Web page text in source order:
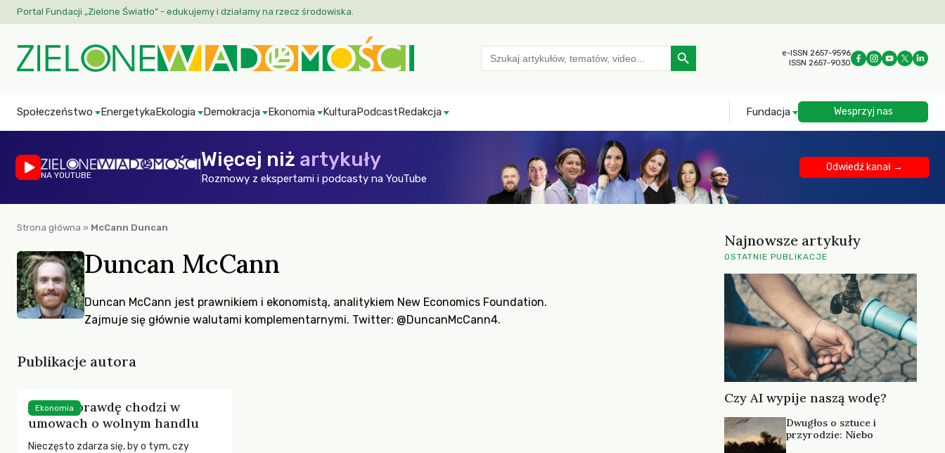
Portal Fundacji „Zielone Światło” - edukujemy i działamy na rzecz środowiska.
Search
for:
Search Button
e-ISSN 2657-9596
ISSN 2657-9030
Społeczeństwo EnergetykaEkologia Demokracja Ekonomia KulturaPodcastRedakcja Fundacja Wesprzyj nas
NA YOUTUBE
Więcej niż artykuły
Rozmowy z ekspertami i podcasty na YouTube
Odwiedź kanał →
Strona główna » McCann Duncan
Duncan McCann
Duncan McCann jest prawnikiem i ekonomistą, analitykiem New Economics Foundation.
Zajmuje się głównie walutami komplementarnymi. Twitter: @DuncanMcCann4.
Publikacje autora
O co naprawdę chodzi w
umowach o wolnym handlu
Nieczęsto zdarza się, by o tym, czy
Ekonomia
Najnowsze artykuły
OSTATNIE PUBLIKACJE
Czy AI wypije naszą wodę?
Dwugłos o sztuce i
przyrodzie: Niebo